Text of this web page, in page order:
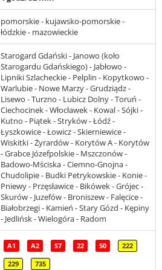
pomorskie - kujawsko-pomorskie -
łódzkie - mazowieckie
Starogard Gdański - Janowo (koło
Starogardu Gdańskiego) - Jabłowo -
Lipniki Szlacheckie - Pelplin - Kopytkowo -
Warlubie - Nowe Marzy - Grudziądz -
Lisewo - Turzno - Lubicz Dolny - Toruń -
Ciechocinek - Włocławek - Kowal - Sójki -
Kutno - Piątek - Stryków - Łódź -
Łyszkowice - Łowicz - Skierniewice -
Wiskitki - Żyrardów - Korytów A - Korytów
- Grabce Józefpolskie - Mszczonów -
Badowo-Mściska - Ciemno-Gnojna -
Chudolipie - Budki Petrykowskie - Konie -
Pniewy - Przęsławice - Bikówek - Grójec -
Skurów - Juzefów - Broniszew - Falęcice -
Białobrzegi - Kamień - Stary Gózd - Kępiny
- Jedlińsk - Wielogóra - Radom
A1 A2 S7 22 50 222
229 735